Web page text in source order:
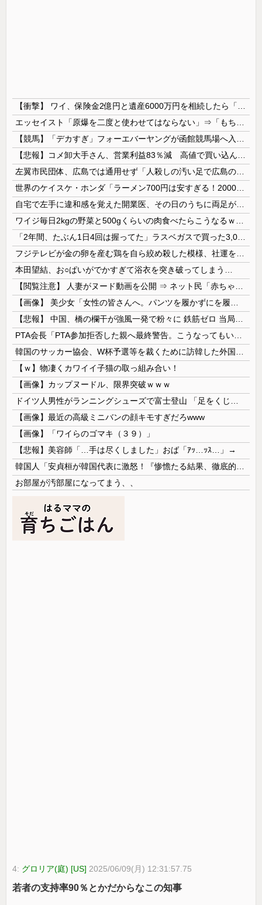
本田望結、お○ぱいがでかすぎて浴衣を突き破ってしまう…
【ｗ】物凄くカワイイ子猫の取っ組み合い！
【画像】カップヌードル、限界突破ｗｗｗ
【画像】最近の高級ミニバンの顔キモすぎだろwww
【画像】「ワイらのゴマキ（３９）」
【悲報】美容師「…手は尽くしました」おば「ｱｯ…ｯｽ…」→
お部屋が汚部屋になってまう、、
4: グロリア(庭) [US] 2025/06/09(月) 12:31:57.75
若者の支持率90％とかだからなこの知事